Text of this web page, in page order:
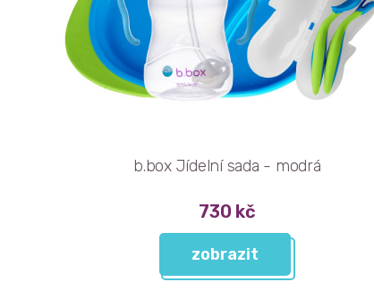
b.box Jídelní sada - modrá
730 kč
zobrazit